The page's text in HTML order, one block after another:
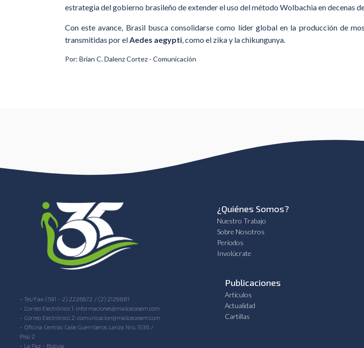
estrategia del gobierno brasileño de extender el uso del método Wolbachia en decenas
Con este avance, Brasil busca consolidarse como líder global en la producción de
transmitidas por elAedes aegypti, como el zika y la chikungunya.
Por: Brian C. Dalenz Cortez - Comunicación
- Tel/Fax: (591 - 2) 2226672 / (2) 2129881
- Correo Electrónico 1: informaciones@mailcecasem.com
- Correo Electrónico 2: comunicacion@mailcecasem.com
- Oficina Central: Calle Guerrilleros Lanza Nro. 1536 /
Piso 2
- La Paz - Bolivia
¿Quiénes Somos?
Nuestro Trabajo
Sobre Nosotros
Periodos
Involúcrate
Publicaciones
Artículos
Actualidad
Cartillas